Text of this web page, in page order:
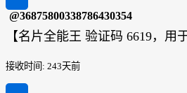
@36875800338786430354
【名片全能王 验证码 6619，
接收时间: 243天前